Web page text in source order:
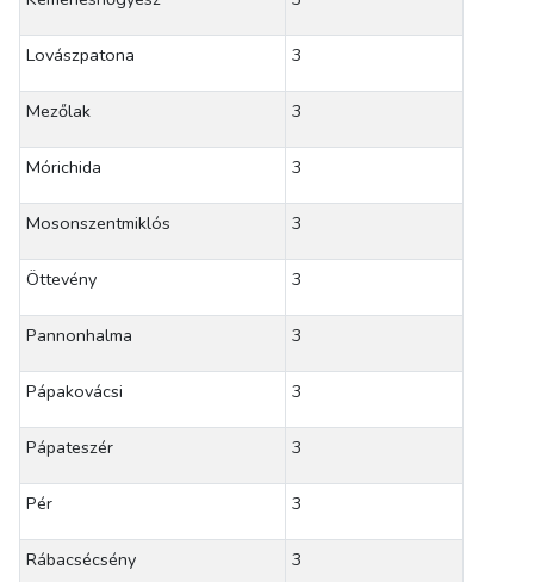
Lovászpatona 3
Mezőlak 3
Mórichida 3
Mosonszentmiklós 3
Öttevény 3
Pannonhalma 3
Pápakovácsi 3
Pápateszér 3
Pér 3
Rábacsécsény 3